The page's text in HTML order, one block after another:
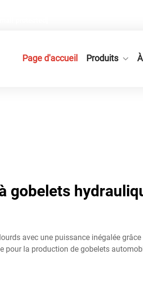
Page d'accueil Produits
gobelets
avec une puissance inégalée
pour la production de gobelets